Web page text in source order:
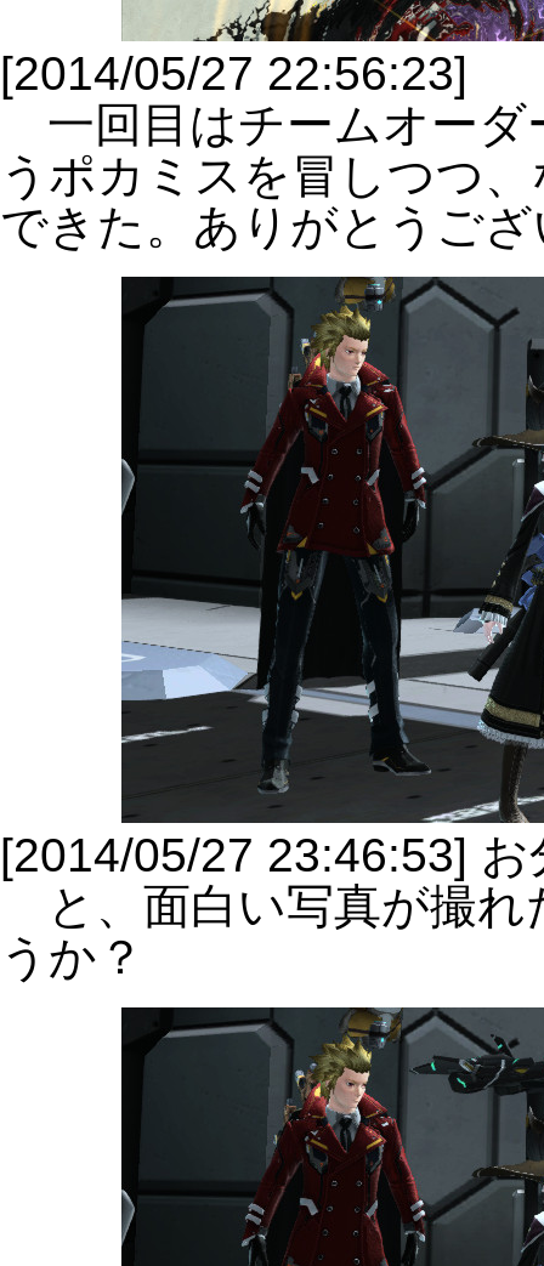
[2014/05/27 22:56:23]
一回目はチームオーダ
うポカミスを冒しつつ
できた。ありがとうご
[2014/05/27 23:46:53]
と、面白い写真が撮れ
うか？